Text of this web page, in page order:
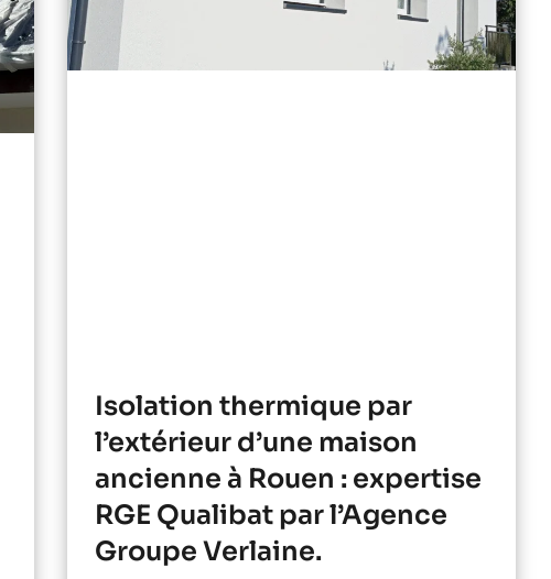
Isolation thermique par
l’extérieur d’une maison
ancienne à Rouen : expertise
RGE Qualibat par l’Agence
Groupe Verlaine.